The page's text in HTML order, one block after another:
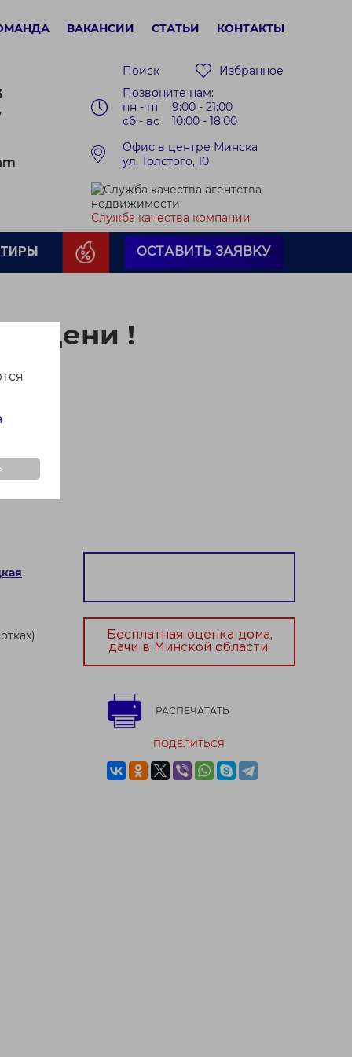
ВАКАНСИИ СТАТЬИ КОНТАКТЫ
Поиск
Избранное
Позвоните нам:
пн - пт 9:00 - 21:00
сб - вс 10:00 - 18:00
Офис в центре Минска
ул. Толстого, 10
Служба качества компании
ОСТАВИТЬ ЗАЯВКУ
!
Бесплатная оценка дома,
дачи в Минской области.
РАСПЕЧАТАТЬ
ПОДЕЛИТЬСЯ